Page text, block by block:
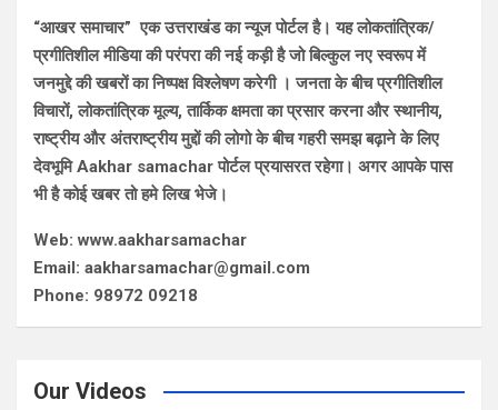
“आखर समाचार” एक उत्तराखंड का न्यूज पोर्टल है। यह लोकतांत्रिक/
प्रगीतिशील मीडिया की परंपरा की नई कड़ी है जो बिल्कुल नए स्वरूप में
जनमुद्दे की खबरों का निष्पक्ष विश्लेषण करेगी । जनता के बीच प्रगीतिशील
विचारों, लोकतांत्रिक मूल्य, तार्किक क्षमता का प्रसार करना और स्थानीय,
राष्ट्रीय और अंतराष्ट्रीय मुद्दों की लोगो के बीच गहरी समझ बढ़ाने के लिए
देवभूमि Aakhar samachar पोर्टल प्रयासरत रहेगा। अगर आपके पास
भी है कोई खबर तो हमे लिख भेजे।
Web: www.aakharsamachar
Email: aakharsamachar@gmail.com
Phone: 98972 09218
Our Videos